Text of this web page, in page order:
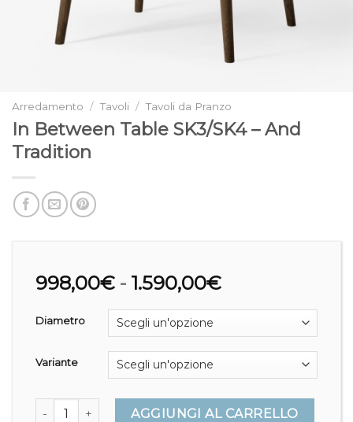
Arredamento / Tavoli / Tavoli da Pranzo
In Between Table SK3/SK4 – And
Tradition
998,00€ - 1.590,00€Fascia
da
998,00€
a
1.590,00€
Diametro
Variante
In Between Table SK3/SK4 - And Tradition quantità
AGGIUNGI AL CARRELLO